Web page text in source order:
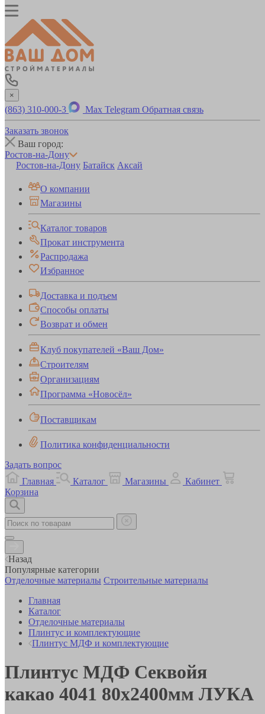
×
(863) 310-000-3 Max Telegram Обратная связь
Заказать звонок
Ваш город:
Ростов-на-Дону
Ростов-на-Дону Батайск Аксай
О компании
Магазины
Каталог товаров
Прокат инструмента
Распродажа
Избранное
Доставка и подъем
Способы оплаты
Возврат и обмен
Клуб покупателей «Ваш Дом»
Строителям
Организациям
Программа «Новосёл»
Поставщикам
Политика конфиденциальности
Задать вопрос
Главная
Каталог Магазины
Кабинет
Корзина
Назад
Популярные категории
Отделочные материалы Строительные материалы
Главная
Каталог
Отделочные материалы
Плинтус и комплектующие
Плинтус МДФ и комплектующие
Плинтус МДФ Секвойя
какао 4041 80х2400мм ЛУКА